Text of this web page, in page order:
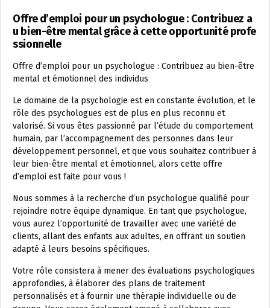
Offre d’emploi pour un psychologue : Contribuez a
u bien-être mental grâce à cette opportunité profe
ssionnelle
Offre d’emploi pour un psychologue : Contribuez au bien-être
mental et émotionnel des individus
Le domaine de la psychologie est en constante évolution, et le
rôle des psychologues est de plus en plus reconnu et
valorisé. Si vous êtes passionné par l’étude du comportement
humain, par l’accompagnement des personnes dans leur
développement personnel, et que vous souhaitez contribuer à
leur bien-être mental et émotionnel, alors cette offre
d’emploi est faite pour vous !
Nous sommes à la recherche d’un psychologue qualifié pour
rejoindre notre équipe dynamique. En tant que psychologue,
vous aurez l’opportunité de travailler avec une variété de
clients, allant des enfants aux adultes, en offrant un soutien
adapté à leurs besoins spécifiques.
Votre rôle consistera à mener des évaluations psychologiques
approfondies, à élaborer des plans de traitement
personnalisés et à fournir une thérapie individuelle ou de